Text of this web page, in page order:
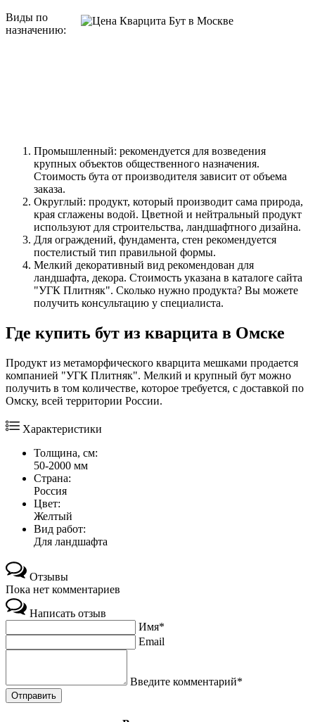
Виды по
назначению:
Промышленный: рекомендуется для возведения
крупных объектов общественного назначения.
Стоимость бута от производителя зависит от объема
заказа.
Округлый: продукт, который производит сама природа,
края сглажены водой. Цветной и нейтральный продукт
используют для строительства, ландшафтного дизайна.
Для ограждений, фундамента, стен рекомендуется
постелистый тип правильной формы.
Мелкий декоративный вид рекомендован для
ландшафта, декора. Стоимость указана в каталоге сайта
"УГК Плитняк". Сколько нужно продукта? Вы можете
получить консультацию у специалиста.
Где купить бут из кварцита в Омске
Продукт из метаморфического кварцита мешками продается
компанией "УГК Плитняк". Мелкий и крупный бут можно
получить в том количестве, которое требуется, с доставкой по
Омску, всей территории России.
Характеристики
Толщина, см:
50-2000 мм
Страна:
Россия
Цвет:
Желтый
Вид работ:
Для ландшафта
Отзывы
Пока нет комментариев
Написать отзыв
Имя*
Email
Введите комментарий*